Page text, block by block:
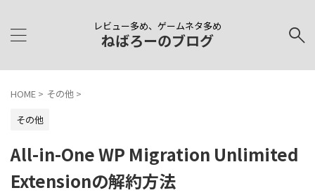
レビュー多め、ゲームネタ多め
ねばろーのブログ
HOME > その他 >
その他
All-in-One WP Migration Unlimited
Extensionの解約方法